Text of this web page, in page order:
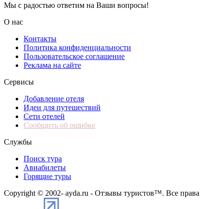
Мы с радостью ответим на Ваши вопросы!
О нас
Контакты
Политика конфиденциальности
Пользовательское соглашение
Реклама на сайте
Сервисы
Добавление отеля
Идеи для путешествий
Сети отелей
Сообщить об ошибке
Службы
Поиск тура
Авиабилеты
Горящие туры
Copyright © 2002- ayda.ru - Отзывы туристов™. Все права